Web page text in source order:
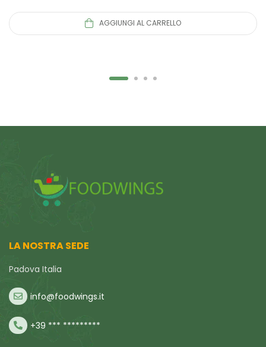
AGGIUNGI AL CARRELLO
LA NOSTRA SEDE
Padova Italia
info@foodwings.it
+39 *** *********